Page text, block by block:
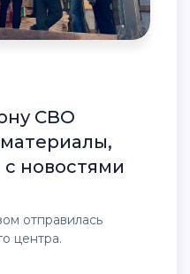
новостями
центра.